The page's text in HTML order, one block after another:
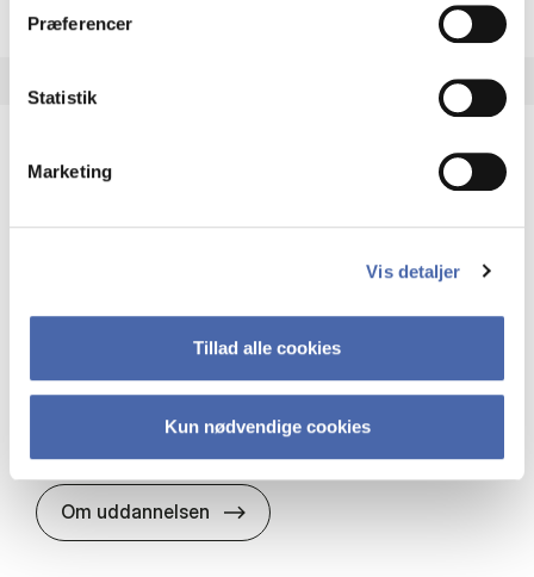
Præferencer
Statistik
Marketing
Vis detaljer
Tillad alle cookies
Kun nødvendige cookies
HA(it.) - erhvervs­økonomi og informations­
virksomheders muligheder og udfordringer inden
Organisation og ledelse
Om uddannelsen HA(it.) - erhvervs­økonomi og